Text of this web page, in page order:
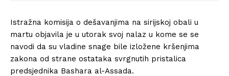
Istražna komisija o dešavanjima na sirijskoj obali u
martu objavila je u utorak svoj nalaz u kome se se
navodi da su vladine snage bile izložene kršenjima
zakona od strane ostataka svrgnutih pristalica
predsjednika Bashara al-Assada.